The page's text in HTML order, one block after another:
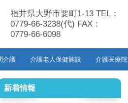
福井県大野市要町1-13 TEL：
0779-66-3238(代) FAX：
0779-66-6098
介護 介護老人保健施設 介護医療院
新着情報